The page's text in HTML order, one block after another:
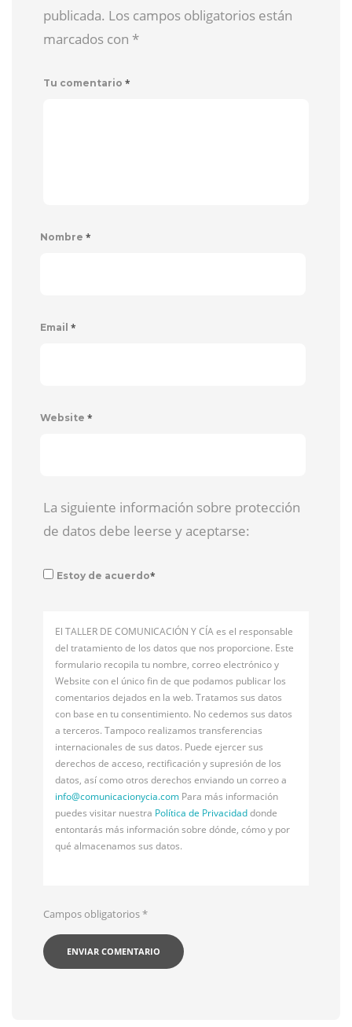
publicada. Los campos obligatorios están
marcados con *
Tu comentario *
Nombre *
Email *
Website *
La siguiente información sobre protección
de datos debe leerse y aceptarse:
Estoy de acuerdo*
El TALLER DE COMUNICACIÓN Y CÍA es el responsable
del tratamiento de los datos que nos proporcione. Este
formulario recopila tu nombre, correo electrónico y
Website con el único fin de que podamos publicar los
comentarios dejados en la web. Tratamos sus datos
con base en tu consentimiento. No cedemos sus datos
a terceros. Tampoco realizamos transferencias
internacionales de sus datos. Puede ejercer sus
derechos de acceso, rectificación y supresión de los
datos, así como otros derechos enviando un correo a
info@comunicacionycia.com Para más información
puedes visitar nuestra Política de Privacidaddonde
entontarás más información sobre dónde, cómo y por
qué almacenamos sus datos.
Campos obligatorios*